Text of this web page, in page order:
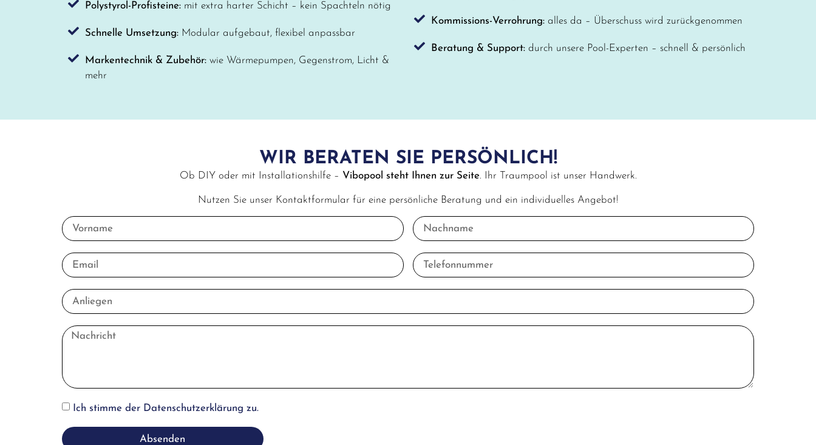
Polystyrol-Profisteine:mit extra harter Schicht – kein Spachteln nötig
Schnelle Umsetzung: Modular aufgebaut, flexibel anpassbar
Markentechnik & Zubehör: wie Wärmepumpen, Gegenstrom, Licht &
mehr
Kommissions-Verrohrung: alles da – Überschuss wird zurückgenommen
Beratung & Support: durch unsere Pool-Experten – schnell & persönlich
WIR BERATEN SIE PERSÖNLICH!
Ob DIY oder mit Installationshilfe – Vibopool steht Ihnen zur Seite. Ihr Traumpool ist unser Handwerk.
Nutzen Sie unser Kontaktformular für eine persönliche Beratung und ein individuelles Angebot!
Ich stimme der Datenschutzerklärung zu.
Absenden